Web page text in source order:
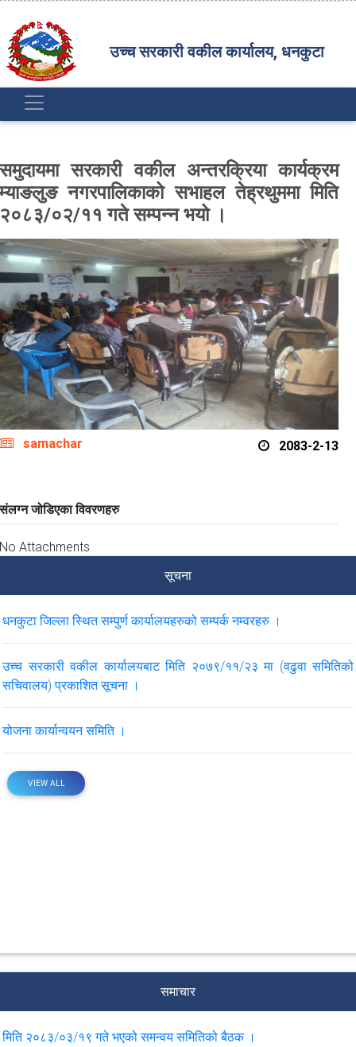
उच्च सरकारी वकील कार्यालय, धनकुटा
समुदायमा सरकारी वकील अन्तरक्रिया कार्यक्रम
म्याङलुङ नगरपालिकाको सभाहल तेह्रथुममा मिति
२०८३/०२/११ गते सम्पन्न भयो ।
samachar 2083-2-13
संलग्न जोडिएका विवरणहरु
No Attachments
सूचना
धनकुटा जिल्ला स्थित सम्पुर्ण कार्यालयहरुको सम्पर्क नम्वरहरु ।
उच्च सरकारी वकील कार्यालयबाट मिति २०७९/११/२३ मा (वढुवा समितिको
सचिवालय) प्रकाशित सूचना ।
योजना कार्यान्वयन समिति ।
VIEW ALL
समाचार
मिति २०८३/०३/१९ गते भएको समन्वय समितिको बैठक ।